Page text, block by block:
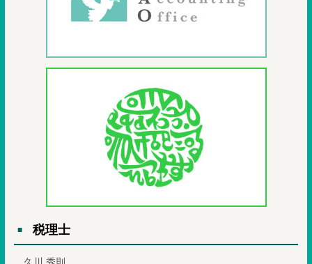
税理士
久川 秀則